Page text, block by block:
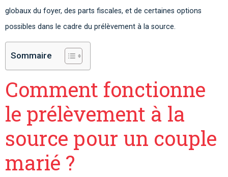
globaux du foyer, des parts fiscales, et de certaines options
possibles dans le cadre du prélèvement à la source.
Sommaire
Comment fonctionne
le prélèvement à la
source pour un couple
marié ?